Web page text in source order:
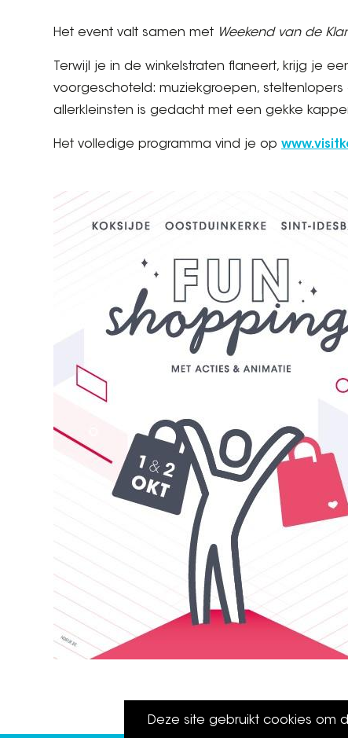
Het event valt samen met Weekend van de
Terwijl je in de winkelstraten flaneert, krijg je
voorgeschoteld: muziekgroepen,
allerkleinsten is gedacht met een gekke
Het volledige programma vind je op
Deze site gebruikt cookies om